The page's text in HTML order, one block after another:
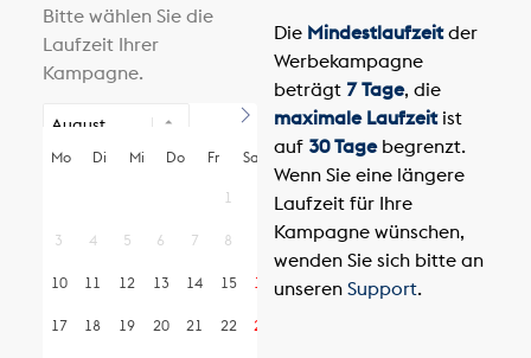
Bitte wählen Sie die
Laufzeit Ihrer
Kampagne.
Mo Di Mi Do Fr Sa So
1
3 4 5 6 7 8
10 11 12 13 14 15 16
17 18 19 20 21 22 23
Die Mindestlaufzeitder
Werbekampagne
beträgt 7 Tage, die
maximale Laufzeitist
auf 30 Tagebegrenzt.
Wenn Sie eine längere
Laufzeit für Ihre
Kampagne wünschen,
wenden Sie sich bitte an
unseren Support.